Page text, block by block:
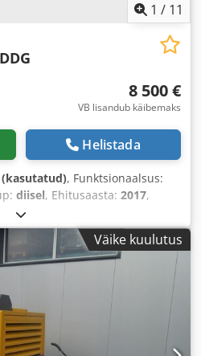
1 / 11
8 500 €
VB lisandub käibemaks
Helistada
, Funktsionaalsus:
diisel, Ehitusaasta: 2017,
Väike kuulutus